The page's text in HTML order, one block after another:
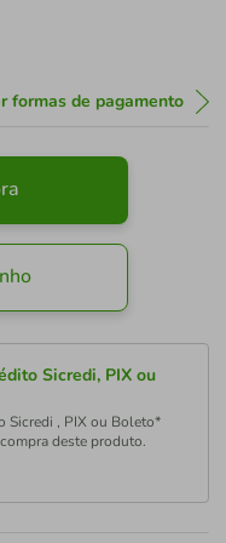
formas de pagamento
Sicredi, PIX ou
Sicredi , PIX ou Boleto*
deste produto.